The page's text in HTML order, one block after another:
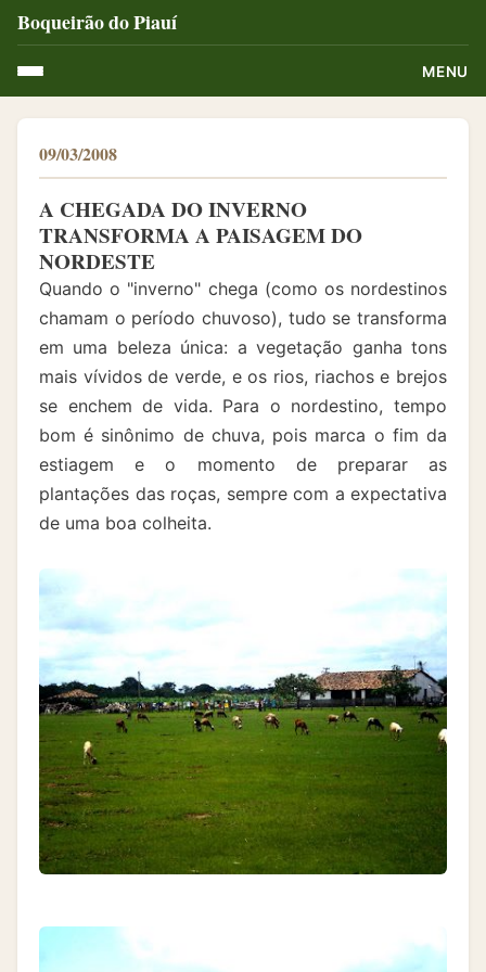
Boqueirão do Piauí
MENU
09/03/2008
A CHEGADA DO INVERNO
TRANSFORMA A PAISAGEM DO
NORDESTE
Quando o "inverno" chega (como os nordestinos
chamam o período chuvoso), tudo se transforma
em uma beleza única: a vegetação ganha tons
mais vívidos de verde, e os rios, riachos e brejos
se enchem de vida. Para o nordestino, tempo
bom é sinônimo de chuva, pois marca o fim da
estiagem e o momento de preparar as
plantações das roças, sempre com a expectativa
de uma boa colheita.